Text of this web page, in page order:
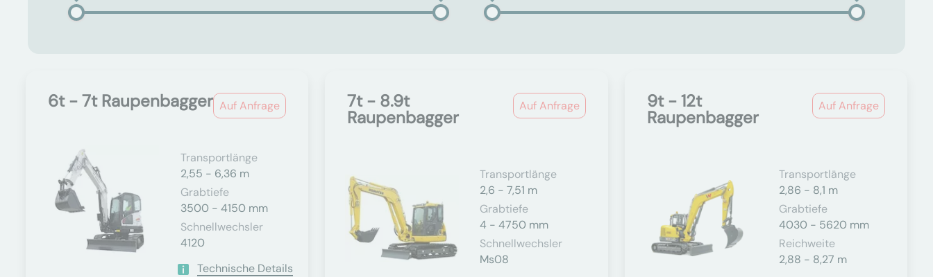
Auf Anfrage
6t - 7t Raupenbagger
Transportlänge
2,55 - 6,36 m
Grabtiefe
3500 - 4150 mm
Schnellwechsler
4120
Technische Details
Auf Anfrage
7t - 8.9t
Raupenbagger
Transportlänge
2,6 - 7,51 m
Grabtiefe
4 - 4750 mm
Schnellwechsler
Ms08
Auf Anfrage
9t - 12t
Raupenbagger
Transportlänge
2,86 - 8,1 m
Grabtiefe
4030 - 5620 mm
Reichweite
2,88 - 8,27 m